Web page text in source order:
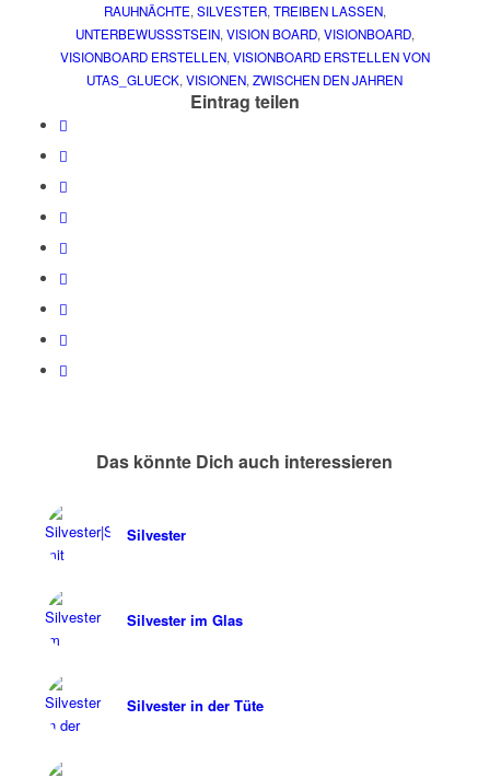
RAUHNÄCHTE, SILVESTER, TREIBEN LASSEN,
UNTERBEWUSSSTSEIN, VISION BOARD, VISIONBOARD,
VISIONBOARD ERSTELLEN, VISIONBOARD ERSTELLEN VON
UTAS_GLUECK,VISIONEN,ZWISCHEN DEN JAHREN
Eintrag teilen
Das könnte Dich auch interessieren
Silvester
Silvester im Glas
Silvester in der Tüte